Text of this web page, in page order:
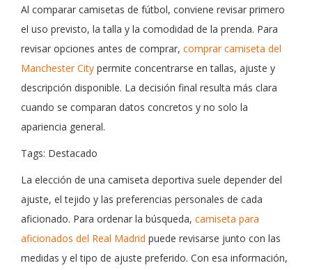
Al comparar camisetas de fútbol, conviene revisar primero
el uso previsto, la talla y la comodidad de la prenda. Para
revisar opciones antes de comprar, comprar camiseta del
Manchester City permite concentrarse en tallas, ajuste y
descripción disponible. La decisión final resulta más clara
cuando se comparan datos concretos y no solo la
apariencia general.
Tags: Destacado
La elección de una camiseta deportiva suele depender del
ajuste, el tejido y las preferencias personales de cada
aficionado. Para ordenar la búsqueda, camiseta para
aficionados del Real Madrid puede revisarse junto con las
medidas y el tipo de ajuste preferido. Con esa información,